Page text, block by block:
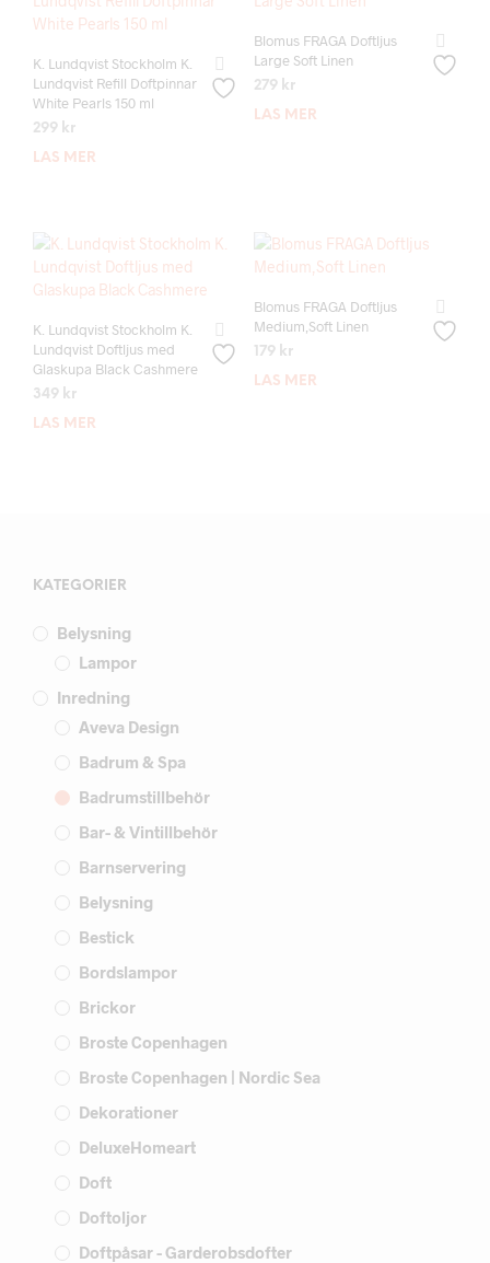
K. Lundqvist Stockholm K.
Lundqvist Refill Doftpinnar
White Pearls 150 ml
299 kr
LÄS MER
Blomus FRAGA Doftljus
Large Soft Linen
279 kr
LÄS MER
K. Lundqvist Stockholm K.
Lundqvist Doftljus med
Glaskupa Black Cashmere
349 kr
LÄS MER
Blomus FRAGA Doftljus
Medium,Soft Linen
179 kr
LÄS MER
KATEGORIER
Belysning
Lampor
Inredning
Aveva Design
Badrum & Spa
Badrumstillbehör
Bar- & Vintillbehör
Barnservering
Belysning
Bestick
Bordslampor
Brickor
Broste Copenhagen
Broste Copenhagen | Nordic Sea
Dekorationer
DeluxeHomeart
Doft
Doftoljor
Doftpåsar - Garderobsdofter